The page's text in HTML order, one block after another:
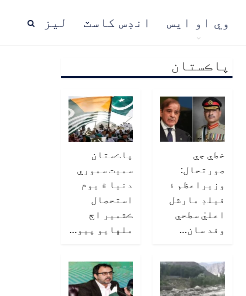
ليز انڊس کاسٽ وي او ايس
پاڪستان مُنڍ
پاڪستان
خطي جي
صورتحال:
وزيراعظم ۽
فيلڊ مارشل
اعليٰ سطحي
وفد سان…
پاڪستان
سميت سموري
دنيا ۾ يوم
استحصال
ڪشمير اڄ
ملهايو پيو…